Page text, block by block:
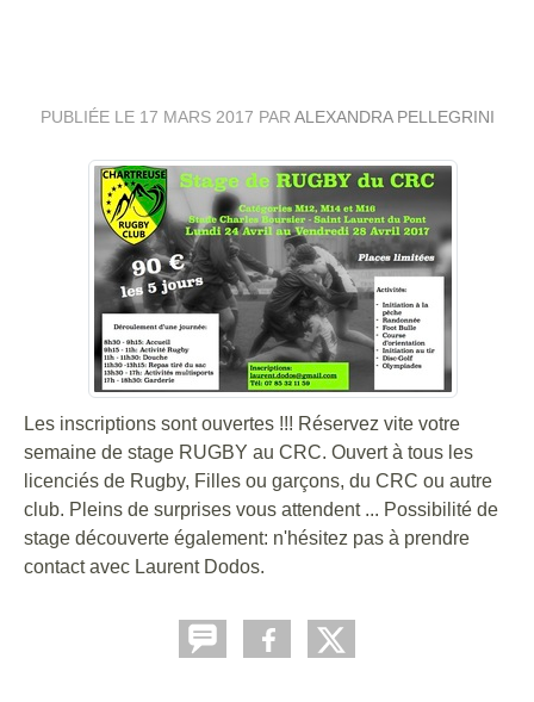
PUBLIÉE LE 17 MARS 2017 PAR ALEXANDRA PELLEGRINI
Les inscriptions sont ouvertes !!! Réservez vite votre
semaine de stage RUGBY au CRC. Ouvert à tous les
licenciés de Rugby, Filles ou garçons, du CRC ou autre
club. Pleins de surprises vous attendent ... Possibilité de
stage découverte également: n'hésitez pas à prendre
contact avec Laurent Dodos.